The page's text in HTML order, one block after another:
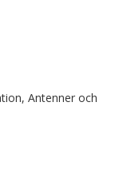
Antenner och